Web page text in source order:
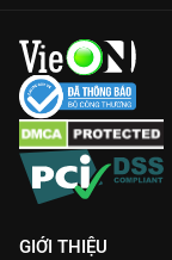
GIỚI THIỆU